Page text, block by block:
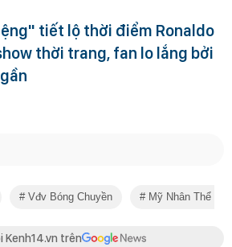
tiết lộ thời điểm Ronaldo
thời trang, fan lo lắng bởi
Vđv Bóng Chuyền Mỹ Nhân Thể
Kenh14.vn trên